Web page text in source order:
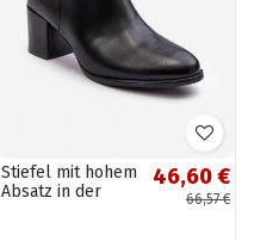
Stiefel mit hohem
Absatz in der
46,60 €
66,57 €